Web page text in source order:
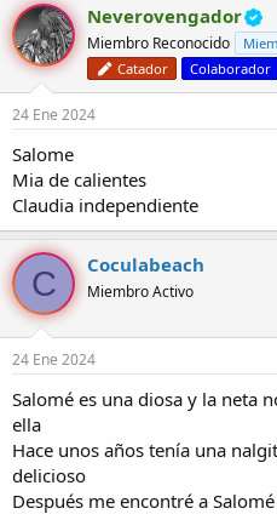
Neverovengador
Miembro Reconocido
Catador
Colaborador
24 Ene 2024
Salome
Mia de calientes
Claudia independiente
C Coculabeach
Miembro Activo
24 Ene 2024
Salomé es una diosa y la neta
ella
Hace unos años tenía una
delicioso
Después me encontré a Salomé